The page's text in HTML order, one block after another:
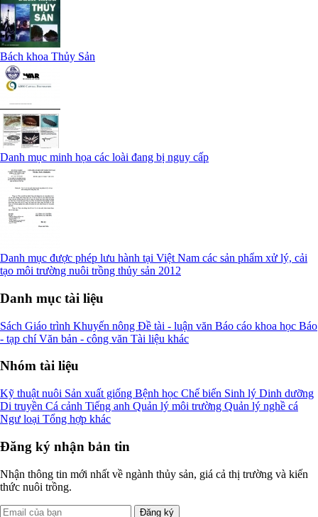
Bách khoa Thủy Sản
Danh mục minh họa các loài đang bị nguy cấp
Danh mục được phép lưu hành tại Việt Nam các sản phẩm xử lý, cải
tạo môi trường nuôi trồng thủy sản 2012
Danh mục tài liệu
Sách Giáo trình Khuyến nông Đề tài - luận văn Báo cáo khoa học Báo
- tạp chíVăn bản - công văn Tài liệu khác
Nhóm tài liệu
Kỹ thuật nuôi Sản xuất giống Bệnh học Chế biến Sinh lý Dinh dưỡng
Di truyền Cá cảnh Tiếng anh Quản lý môi trường Quản lý nghề cá
Ngư loại Tổng hợp khác
Đăng ký nhận bản tin
Nhận thông tin mới nhất về ngành thủy sản, giá cả thị trường và kiến
thức nuôi trồng.
Đăng ký